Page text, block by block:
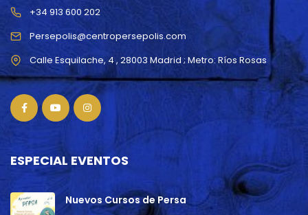
Persepolis@centropersepolis.com
+34 913 600 202
ESPECIAL EVENTOS
Nuevos Cursos de Persa